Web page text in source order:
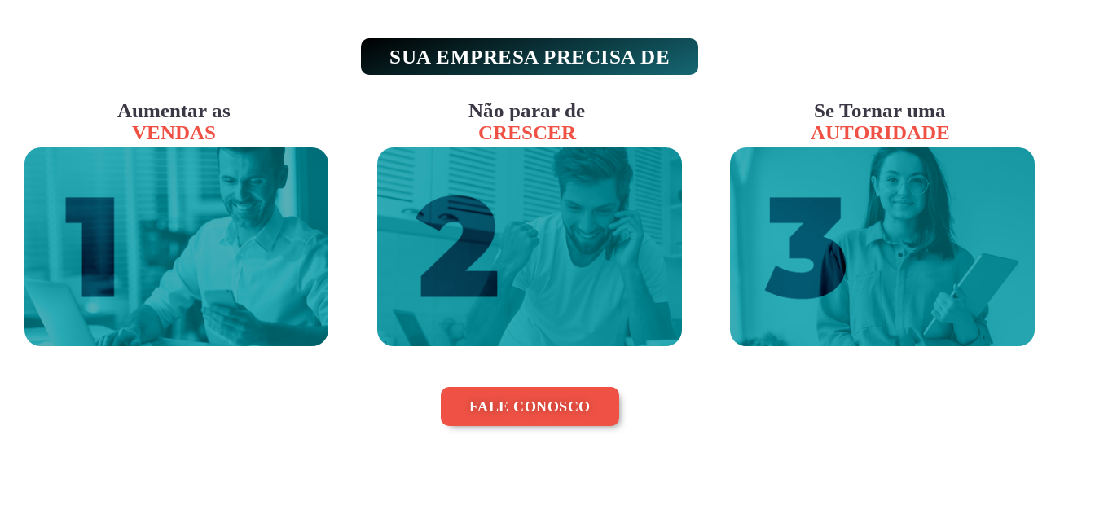
SUA EMPRESA PRECISA DE
Aumentar as
VENDAS
Não parar de
CRESCER
Se Tornar uma
AUTORIDADE
FALE CONOSCO